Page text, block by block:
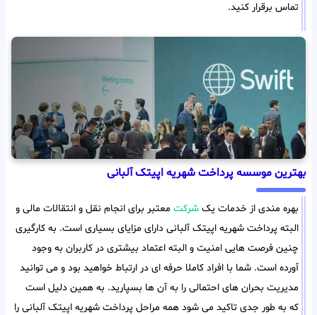
تماس برقرار کنید.
بهترین موسسه پرداخت شهریه اپیتک آلبانی
بهره مندی از خدمات یک شرکت معتبر برای انجام نقل و انتقالات مالی و
البته پرداخت شهریه اپیتک آلبانی دارای مزایای بسیاری است. به کارگیری
چنین فرصت هایی امنیت و البته اعتماد بیشتری در کاربران به وجود
آورده است. شما با افراد کاملا حرفه ای در ارتباط خواهید بود و می توانید
مدیریت بحران های احتمالی را به آن ها بسپارید. به همین دلیل است
که به طور جدی تاکید می شود همه مراحل پرداخت شهریه اپیتک آلبانی را